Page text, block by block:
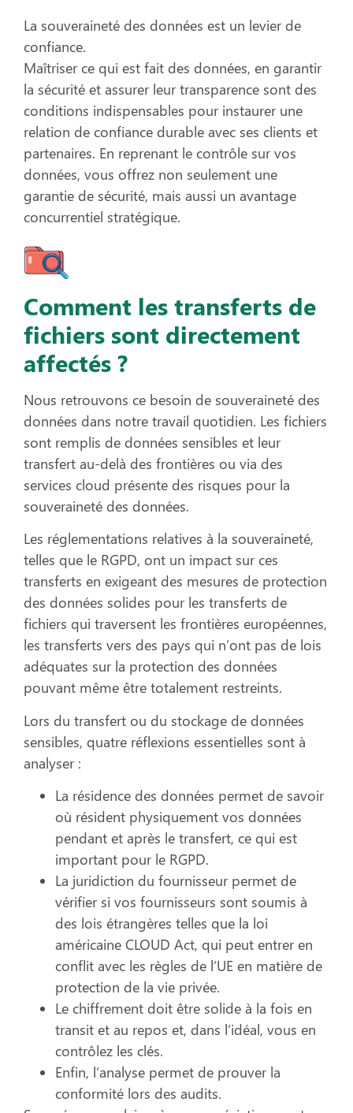
La souveraineté des données est un levier de
confiance.
Maîtriser ce qui est fait des données, en garantir
la sécurité et assurer leur transparence sont des
conditions indispensables pour instaurer une
relation de confiance durable avec ses clients et
partenaires. En reprenant le contrôle sur vos
données, vous offrez non seulement une
garantie de sécurité, mais aussi un avantage
concurrentiel stratégique.
Comment les transferts de
fichiers sont directement
affectés ?
Nous retrouvons ce besoin de souveraineté des
données dans notre travail quotidien. Les fichiers
sont remplis de données sensibles et leur
transfert au-delà des frontières ou via des
services cloud présente des risques pour la
souveraineté des données.
Les réglementations relatives à la souveraineté,
telles que le RGPD, ont un impact sur ces
transferts en exigeant des mesures de protection
des données solides pour les transferts de
fichiers qui traversent les frontières européennes,
les transferts vers des pays qui n’ont pas de lois
adéquates sur la protection des données
pouvant même être totalement restreints.
Lors du transfert ou du stockage de données
sensibles, quatre réflexions essentielles sont à
analyser :
La résidence des données permet de savoir
où résident physiquement vos données
pendant et après le transfert, ce qui est
important pour le RGPD.
La juridiction du fournisseur permet de
vérifier si vos fournisseurs sont soumis à
des lois étrangères telles que la loi
américaine CLOUD Act, qui peut entrer en
conflit avec les règles de l’UE en matière de
protection de la vie privée.
Le chiffrement doit être solide à la fois en
transit et au repos et, dans l’idéal, vous en
contrôlez les clés.
Enfin, l’analyse permet de prouver la
conformité lors des audits.